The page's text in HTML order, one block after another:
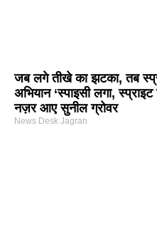
जब लगे तीखे का झटका, तब
अभियान ‘स्पाइसी लगा,
नज़र आए सुनील ग्रोवर
News Desk Jagran